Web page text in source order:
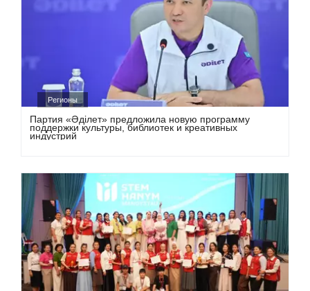
Регионы
Партия «Әділет» предложила новую программу
поддержки культуры, библиотек и креативных
индустрий